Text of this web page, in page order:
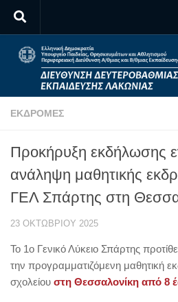
Skip to content
ΕΚΔΡΟΜΈΣ
Προκήρυξη εκδήλωσης
ανάληψη μαθητικής
ΓΕΛ Σπάρτης στη
23 ΟΚΤΩΒΡΊΟΥ 2025
Το 1ο Γενικό Λύκειο Σπάρτης
την προγραμματιζόμενη μαθητική
σχολείου στη Θεσσαλονίκη από 8